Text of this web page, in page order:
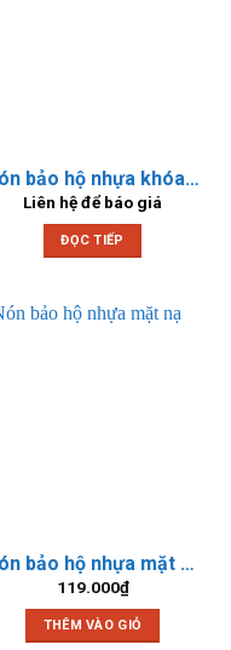
Nón bảo hộ nhựa khóa cài (trắng, vàng cam, xanh dương)
Liên hệ để báo giá
ĐỌC TIẾP
Nón bảo hộ nhựa mặt nạ hàn
119.000₫
THÊM VÀO GIỎ